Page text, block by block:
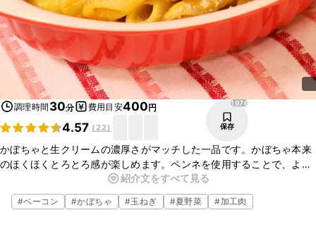
調理時間 30分 費用目安400円
4.57 (22)
1976
保存
かぼちゃと生クリームの濃厚さがマッチした一品です。かぼちゃ本来
のほくほくとろとろ感が楽しめます。ペンネを使用することで、より
ソースが絡み美味しく召し上がれます。通常のパスタやマカロニでも
作れますよ。
紹介文をすべて見る
#ベーコン #かぼちゃ #玉ねぎ #夏野菜 #加工肉